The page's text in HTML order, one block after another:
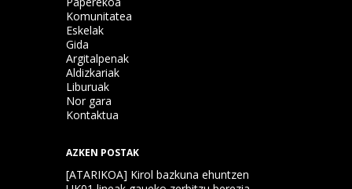
Komunitatea
Eskelak
Gida
Argitalpenak
Aldizkariak
Liburuak
Nor gara
Kontaktua
AZKEN POSTAK
[ATARIKOA] Kirol bazkuna ehuntzen